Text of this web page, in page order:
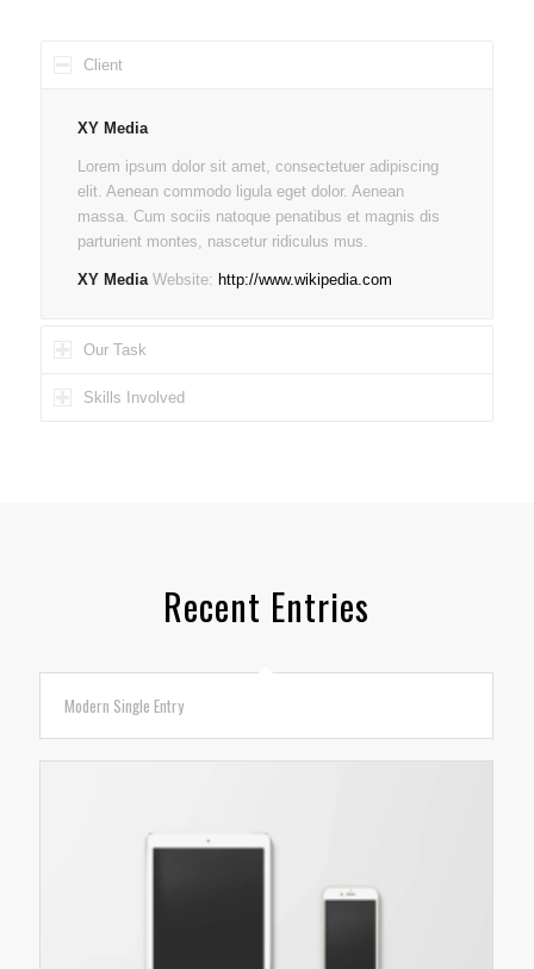
Client
XY Media
Lorem ipsum dolor sit amet, consectetuer adipiscing
elit. Aenean commodo ligula eget dolor. Aenean
massa. Cum sociis natoque penatibus et magnis dis
parturient montes, nascetur ridiculus mus.
XY MediaWebsite: http://www.wikipedia.com
Our Task
Skills Involved
Recent Entries
Modern Single Entry